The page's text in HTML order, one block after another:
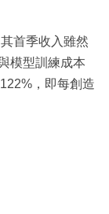
首季收入雖然
模型訓練成本
，即每創造